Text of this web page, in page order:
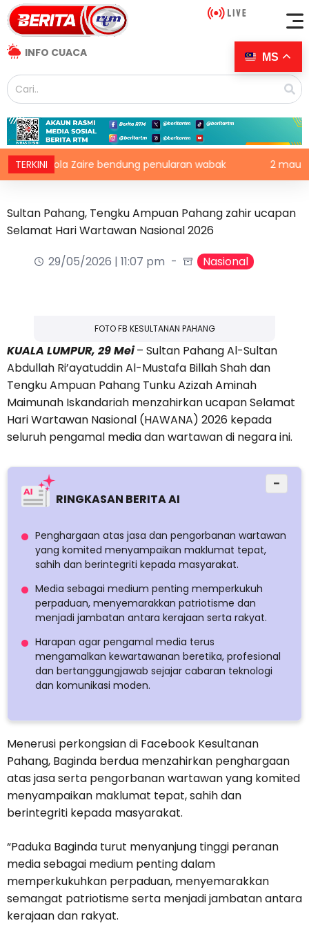
INFO CUACA
TERKINI
Ebola Zaire bendung penularan wabak 2 maut, 13
Sultan Pahang, Tengku Ampuan Pahang zahir ucapan
Selamat Hari Wartawan Nasional 2026
29/05/2026 | 11:07 pm
Nasional
FOTO FB KESULTANAN PAHANG
KUALA LUMPUR, 29 Mei– Sultan Pahang Al-Sultan
Abdullah Ri’ayatuddin Al-Mustafa Billah Shah dan
Tengku Ampuan Pahang Tunku Azizah Aminah
Maimunah Iskandariah menzahirkan ucapan Selamat
Hari Wartawan Nasional (HAWANA) 2026 kepada
seluruh pengamal media dan wartawan di negara ini.
RINGKASAN BERITA AI
−
Penghargaan atas jasa dan pengorbanan wartawan
yang komited menyampaikan maklumat tepat,
sahih dan berintegriti kepada masyarakat.
Media sebagai medium penting memperkukuh
perpaduan, menyemarakkan patriotisme dan
menjadi jambatan antara kerajaan serta rakyat.
Harapan agar pengamal media terus
mengamalkan kewartawanan beretika, profesional
dan bertanggungjawab sejajar cabaran teknologi
dan komunikasi moden.
Menerusi perkongsian di Facebook Kesultanan
Pahang, Baginda berdua menzahirkan penghargaan
atas jasa serta pengorbanan wartawan yang komited
menyampaikan maklumat tepat, sahih dan
berintegriti kepada masyarakat.
“Paduka Baginda turut menyanjung tinggi peranan
media sebagai medium penting dalam
memperkukuhkan perpaduan, menyemarakkan
semangat patriotisme serta menjadi jambatan antara
kerajaan dan rakyat.
MS